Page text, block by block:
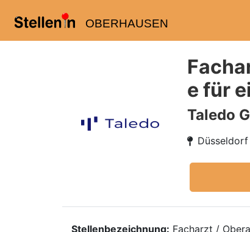
OBERHAUSEN
e für
Taledo
Düsseldorf
Stellenbezeichnung: Facharzt /